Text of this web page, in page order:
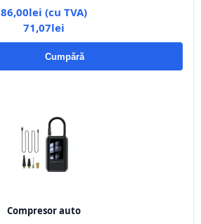
86,00lei (cu TVA)
71,07lei
Cumpără
Compresor auto